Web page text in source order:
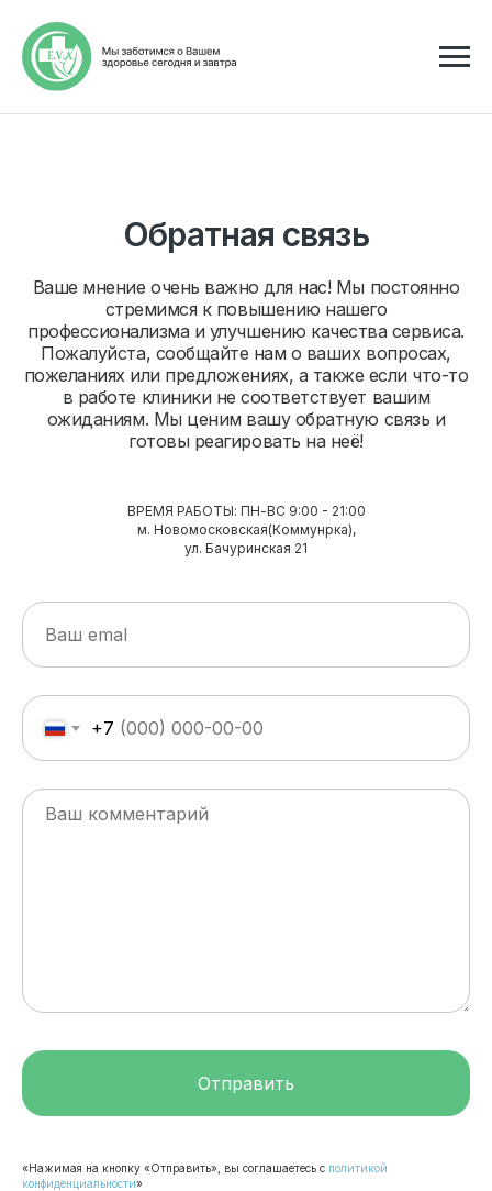
Обратная связь
Ваше мнение очень важно для нас! Мы постоянно
стремимся к повышению нашего
профессионализма и улучшению качества сервиса.
Пожалуйста, сообщайте нам о ваших вопросах,
пожеланиях или предложениях, а также если что-то
в работе клиники не соответствует вашим
ожиданиям. Мы ценим вашу обратную связь и
готовы реагировать на неё!
ВРЕМЯ РАБОТЫ: ПН-ВС 9:00 - 21:00
м. Новомосковская(Коммунрка),
ул. Бачуринская 21
+7
Отправить
«Нажимая на кнопку «Отправить», вы соглашаетесь с политикой
конфиденциальности»